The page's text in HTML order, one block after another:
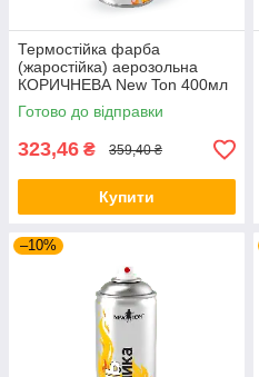
Термостійка фарба
(жаростійка) аерозольна
КОРИЧНЕВА New Ton 400мл
Готово до відправки
323,46 ₴ 359,40 ₴
Купити
–10%